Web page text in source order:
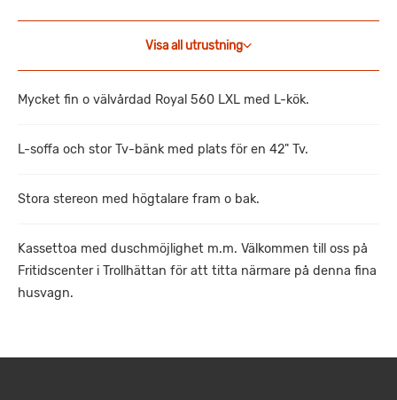
Visa all utrustning
Mycket fin o välvårdad Royal 560 LXL med L-kök.
L-soffa och stor Tv-bänk med plats för en 42" Tv.
Stora stereon med högtalare fram o bak.
Kassettoa med duschmöjlighet m.m. Välkommen till oss på
Fritidscenter i Trollhättan för att titta närmare på denna fina
husvagn.